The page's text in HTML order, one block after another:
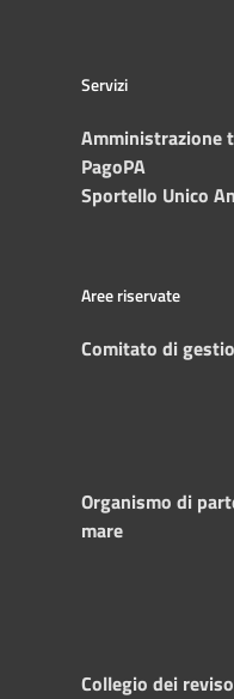
Servizi
Amministrazione
PagoPA
Sportello Unico
Aree riservate
Comitato di
Organismo di
mare
Collegio dei